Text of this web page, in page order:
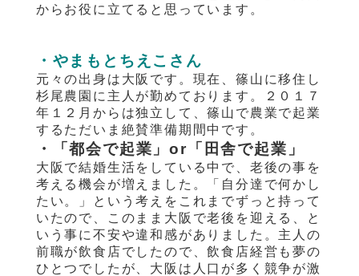
からお役に立てると思っています。
・やまもとちえこさん
元々の出身は大阪です。現在、篠山に移住し
杉尾農園に主人が勤めております。２０１７
年１２月からは独立して、篠山で農業で起業
するただいま絶賛準備期間中です。
・「都会で起業」or「田舎で起業」
大阪で結婚生活をしている中で、老後の事を
考える機会が増えました。「自分達で何かし
たい。」という考えをこれまでずっと持って
いたので、このまま大阪で老後を迎える、と
いう事に不安や違和感がありました。主人の
前職が飲食店でしたので、飲食店経営も夢の
ひとつでしたが、大阪は人口が多く競争が激